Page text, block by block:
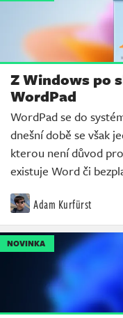
Z Windows po
WordPad
WordPad se do
dnešní době se však
kterou není důvod
existuje Word či
Adam Kurfürst
NOVINKA